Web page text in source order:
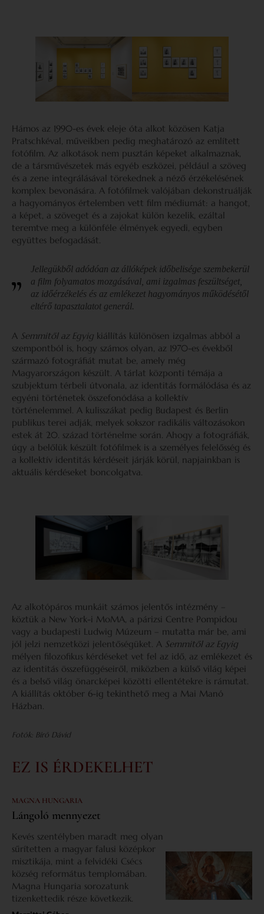
Hámos az 1990-es évek eleje óta alkot közösen Katja
Pratschkéval, műveikben pedig meghatározó az említett
fotófilm. Az alkotások nem pusztán képeket alkalmaznak,
de a társművészetek más egyéb eszközei, például a szöveg
és a zene integrálásával törekednek a néző érzékelésének
komplex bevonására. A fotófilmek valójában dekonstruálják
a hagyományos értelemben vett film médiumát: a hangot,
a képet, a szöveget és a zajokat külön kezelik, ezáltal
teremtve meg a különféle élmények egyedi, egyben
együttes befogadását.
Jellegükből adódóan az állóképek időbelisége szembekerül
a film folyamatos mozgásával, ami izgalmas feszültséget,
az időérzékelés és az emlékezet hagyományos működésétől
eltérő tapasztalatot generál.
A Semmitől az Egyig kiállítás különösen izgalmas abból a
szempontból is, hogy számos olyan, az 1970-es évekből
származó fotográfiát mutat be, amely még
Magyarországon készült. A tárlat központi témája a
szubjektum térbeli útvonala, az identitás formálódása és az
egyéni történetek összefonódása a kollektív
történelemmel. A kulisszákat pedig Budapest és Berlin
publikus terei adják, melyek sokszor radikális változásokon
estek át 20. század történelme során. Ahogy a fotográfiák,
úgy a belőlük készült fotófilmek is a személyes felelősség és
a kollektív identitás kérdéseit járják körül, napjainkban is
aktuális kérdéseket boncolgatva.
Az alkotópáros munkáit számos jelentős intézmény –
köztük a New York-i MoMA, a párizsi Centre Pompidou
vagy a budapesti Ludwig Múzeum – mutatta már be, ami
jól jelzi nemzetközi jelentőségüket. A Semmitől az Egyig
mélyen filozofikus kérdéseket vet fel az idő, az emlékezet és
az identitás összefüggéseiről, miközben a külső világ képei
és a belső világ önarcképei közötti ellentétekre is rámutat.
A kiállítás október 6-ig tekinthető meg a Mai Manó
Házban.
Fotók: Bíró Dávid
EZ IS ÉRDEKELHET
MAGNA HUNGARIA
Lángoló mennyezet
Kevés szentélyben maradt meg olyan
sűrítetten a magyar falusi középkor
misztikája, mint a felvidéki Csécs
község református templomában.
Magna Hungaria sorozatunk
tizenkettedik része következik.